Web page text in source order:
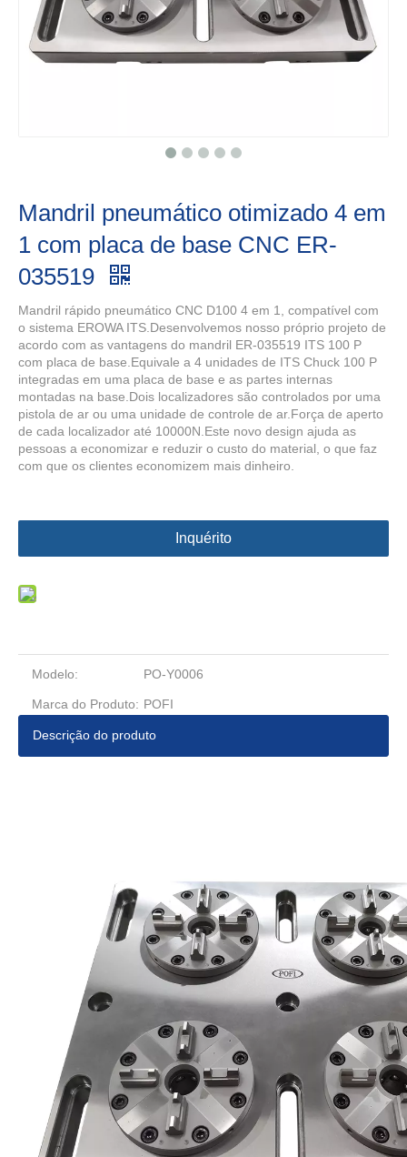
Mandril pneumático otimizado 4 em
1 com placa de base CNC ER-
035519
Mandril rápido pneumático CNC D100 4 em 1, compatível com
o sistema EROWA ITS.Desenvolvemos nosso próprio projeto de
acordo com as vantagens do mandril ER-035519 ITS 100 P
com placa de base.Equivale a 4 unidades de ITS Chuck 100 P
integradas em uma placa de base e as partes internas
montadas na base.Dois localizadores são controlados por uma
pistola de ar ou uma unidade de controle de ar.Força de aperto
de cada localizador até 10000N.Este novo design ajuda as
pessoas a economizar e reduzir o custo do material, o que faz
com que os clientes economizem mais dinheiro.
Inquérito
Modelo: PO-Y0006
Marca do Produto: POFI
Descrição do produto